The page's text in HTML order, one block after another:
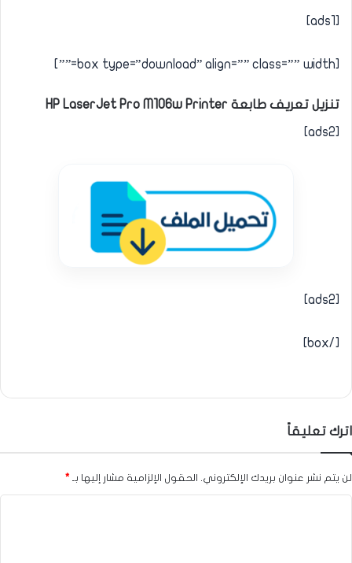
[ads1]
[box type=”download” align=”” class=”” width=””]
تنزيل تعريف طابعة HP LaserJet Pro M106w Printer
[ads2]
[ads2]
[/box]
اترك تعليقاً
لن يتم نشر عنوان بريدك الإلكتروني. الحقول الإلزامية مشار إليها بـ *